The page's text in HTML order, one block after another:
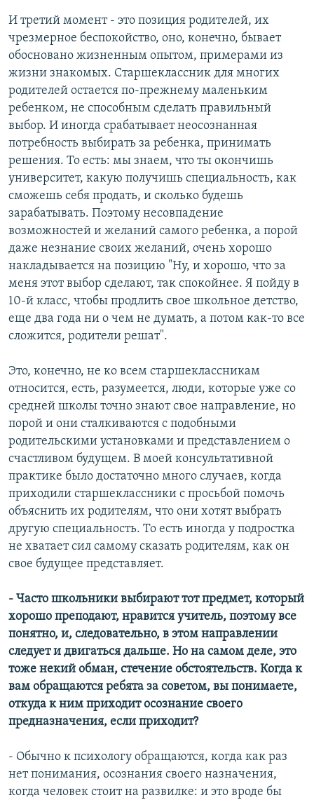
И третий момент - это позиция родителей, их
чрезмерное беспокойство, оно, конечно, бывает
обосновано жизненным опытом, примерами из
жизни знакомых. Старшеклассник для многих
родителей остается по-прежнему маленьким
ребенком, не способным сделать правильный
выбор. И иногда срабатывает неосознанная
потребность выбирать за ребенка, принимать
решения. То есть: мы знаем, что ты окончишь
университет, какую получишь специальность, как
сможешь себя продать, и сколько будешь
зарабатывать. Поэтому несовпадение
возможностей и желаний самого ребенка, а порой
даже незнание своих желаний, очень хорошо
накладывается на позицию "Ну, и хорошо, что за
меня этот выбор сделают, так спокойнее. Я пойду в
10-й класс, чтобы продлить свое школьное детство,
еще два года ни о чем не думать, а потом как-то все
сложится, родители решат".
Это, конечно, не ко всем старшеклассникам
относится, есть, разумеется, люди, которые уже со
средней школы точно знают свое направление, но
порой и они сталкиваются с подобными
родительскими установками и представлением о
счастливом будущем. В моей консультативной
практике было достаточно много случаев, когда
приходили старшеклассники с просьбой помочь
объяснить их родителям, что они хотят выбрать
другую специальность. То есть иногда у подростка
не хватает сил самому сказать родителям, как он
свое будущее представляет.
- Часто школьники выбирают тот предмет, который
хорошо преподают, нравится учитель, поэтому все
понятно, и, следовательно, в этом направлении
следует и двигаться дальше. Но на самом деле, это
тоже некий обман, стечение обстоятельств. Когда к
вам обращаются ребята за советом, вы понимаете,
откуда к ним приходит осознание своего
предназначения, если приходит?
- Обычно к психологу обращаются, когда как раз
нет понимания, осознания своего назначения,
когда человек стоит на развилке: и это вроде бы